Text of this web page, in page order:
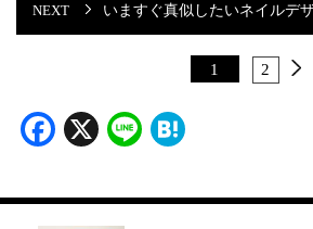
いますぐ真似したいネイルデ
1 2
Facebook
X Line